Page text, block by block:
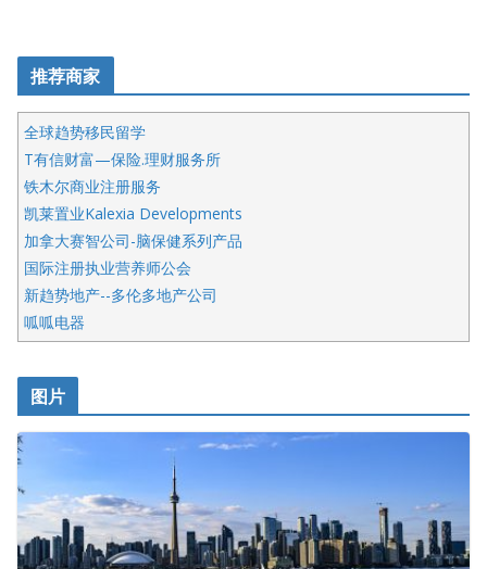
推荐商家
全球趋势移民留学
T有信财富—保险.理财服务所
铁木尔商业注册服务
凯莱置业Kalexia Developments
加拿大赛智公司-脑保健系列产品
国际注册执业营养师公会
新趋势地产--多伦多地产公司
呱呱电器
开明车行KS CAR SALES & SERVICE
皇后金融集团
铁木尔商业注册服务
图片